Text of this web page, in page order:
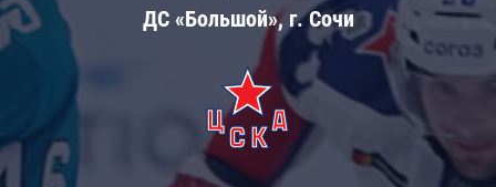
ДС «Большой», г. Сочи